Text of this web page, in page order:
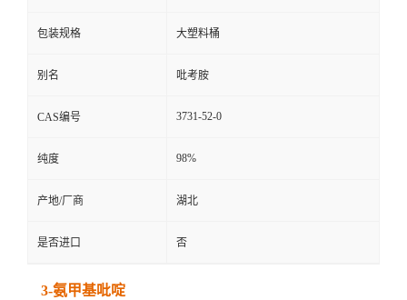
包装规格 大塑料桶
别名 吡考胺
CAS编号 3731-52-0
纯度 98%
产地/厂商 湖北
是否进口 否
3-氨甲基吡啶